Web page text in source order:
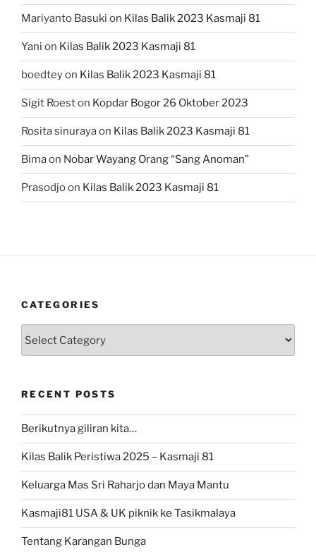
Mariyanto Basuki on Kilas Balik 2023 Kasmaji 81
Yani on Kilas Balik 2023 Kasmaji 81
boedteyon Kilas Balik 2023 Kasmaji 81
Sigit Roeston Kopdar Bogor 26 Oktober 2023
Rosita sinurayaon Kilas Balik 2023 Kasmaji 81
Bimaon Nobar Wayang Orang “Sang Anoman”
Prasodjoon Kilas Balik 2023 Kasmaji 81
CATEGORIES
RECENT POSTS
Berikutnya giliran kita…
Kilas Balik Peristiwa 2025 – Kasmaji 81
Keluarga Mas Sri Raharjo dan Maya Mantu
Kasmaji81 USA & UK piknik ke Tasikmalaya
Tentang Karangan Bunga